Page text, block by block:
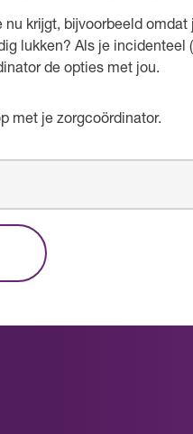
krijgt, bijvoorbeeld omdat
lukken? Als je incidenteel
de opties met jou.
met je zorgcoördinator.